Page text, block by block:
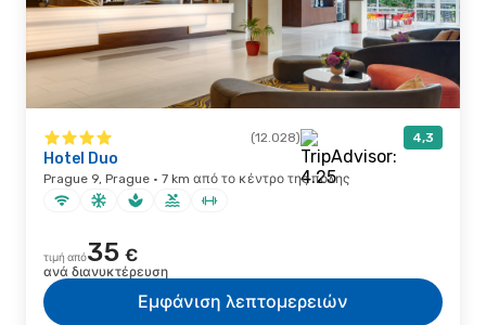
(12.028) 4,3
Hotel Duo
Prague 9, Prague · 7 km από το κέντρο της πόλης
τιμή από35 €
ανά διανυκτέρευση
Εμφάνιση λεπτομερειών